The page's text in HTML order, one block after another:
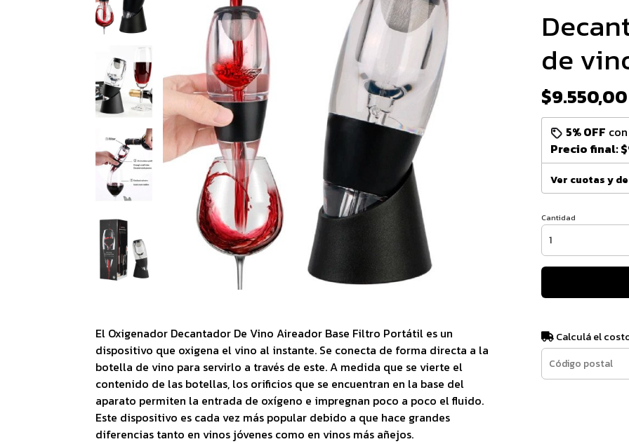
El Oxigenador Decantador De Vino Aireador Base Filtro Portátil es un
dispositivo que oxigena el vino al instante. Se conecta de forma directa a la
botella de vino para servirlo a través de este. A medida que se vierte el
contenido de las botellas, los orificios que se encuentran en la base del
aparato permiten la entrada de oxígeno e impregnan poco a poco el fluido.
Este dispositivo es cada vez más popular debido a que hace grandes
diferencias tanto en vinos jóvenes como en vinos más añejos.
de
$9.550,00
5% OFF
Precio final:
Ver cuotas y
Cantidad
Calculá el